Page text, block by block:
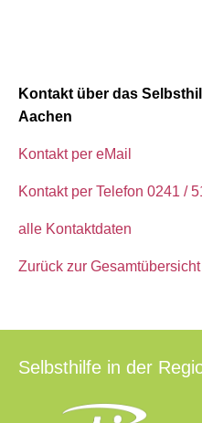
Kontakt über das
Aachen
Kontakt per eMail
Kontakt per Telefon 0241 /
alle Kontaktdaten
Zurück zur
Selbsthilfe in der